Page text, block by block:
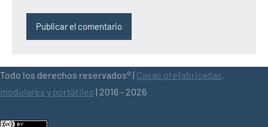
Todo los derechos reservados® | Casas prefabricadas,
modulares y portátiles | 2016 - 2026